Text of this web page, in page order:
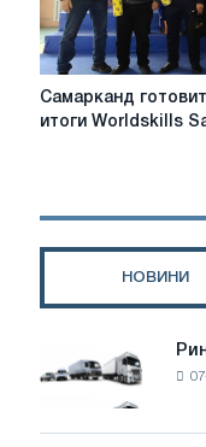
Самарканд
готовит
итоги
Самарканд
итоги Worldskills
НОВИНИ
Ринок
нових
вантажівок
у